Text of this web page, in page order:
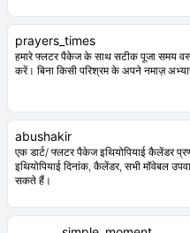
prayers_times
हमारे फ्लटर पैकेज के साथ सटीक पूजा समय
करें। बिना किसी परिश्रम के अपने नमाज़
abushakir
एक डार्ट/ फ्लटर पैकेज इथियोपियाई कैलेंडर
इथियोपियाई दिनांक, कैलेंडर, सभी मॉवेबल
सकते हैं।